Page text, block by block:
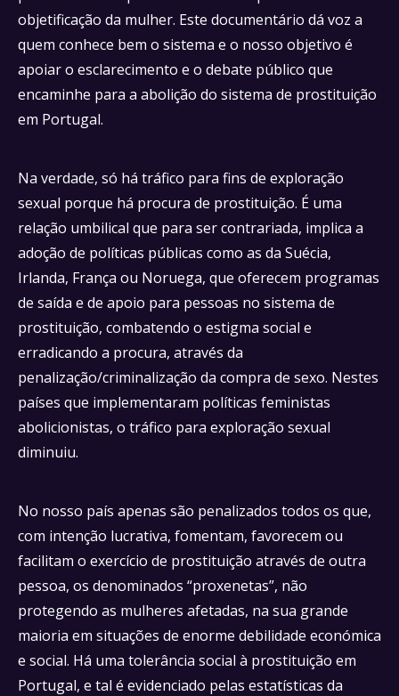
objetificação da mulher. Este documentário dá voz a
quem conhece bem o sistema e o nosso objetivo é
apoiar o esclarecimento e o debate público que
encaminhe para a abolição do sistema de prostituição
em Portugal.
Na verdade, só há tráfico para fins de exploração
sexual porque há procura de prostituição. É uma
relação umbilical que para ser contrariada, implica a
adoção de políticas públicas como as da Suécia,
Irlanda, França ou Noruega, que oferecem programas
de saída e de apoio para pessoas no sistema de
prostituição, combatendo o estigma social e
erradicando a procura, através da
penalização/criminalização da compra de sexo. Nestes
países que implementaram políticas feministas
abolicionistas, o tráfico para exploração sexual
diminuiu.
No nosso país apenas são penalizados todos os que,
com intenção lucrativa, fomentam, favorecem ou
facilitam o exercício de prostituição através de outra
pessoa, os denominados “proxenetas”, não
protegendo as mulheres afetadas, na sua grande
maioria em situações de enorme debilidade económica
e social. Há uma tolerância social à prostituição em
Portugal, e tal é evidenciado pelas estatísticas da